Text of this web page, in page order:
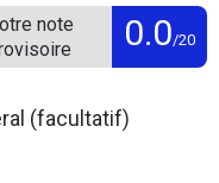
note
0.0/20
(facultatif)